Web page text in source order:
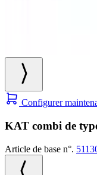
Configurer
KAT combi de
Article de base n°.